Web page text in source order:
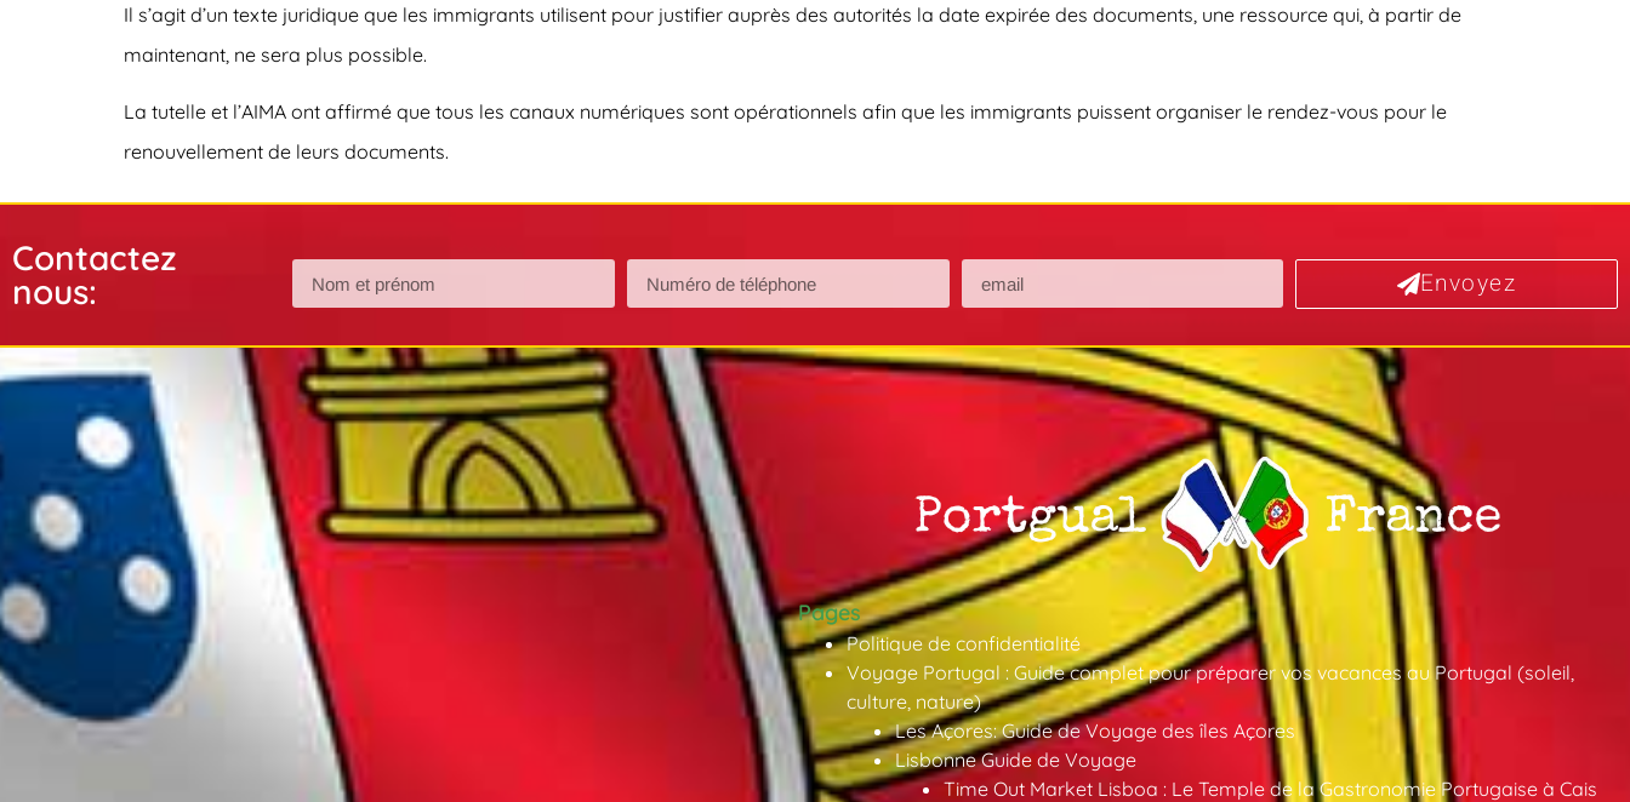
Il s’agit d’un texte juridique que les immigrants utilisent pour justifier auprès des autorités la date expirée des documents, une ressource qui, à partir de
maintenant, ne sera plus possible.
La tutelle et l’AIMA ont affirmé que tous les canaux numériques sont opérationnels afin que les immigrants puissent organiser le rendez-vous pour le
renouvellement de leurs documents.
Contactez
nous:
Envoyez
Pages
Politique de confidentialité
Voyage Portugal : Guide complet pour préparer vos vacances au Portugal (soleil,
culture, nature)
Les Açores: Guide de Voyage des îles Açores
Lisbonne Guide de Voyage
Time Out Market Lisboa : Le Temple de la Gastronomie Portugaise à Cais